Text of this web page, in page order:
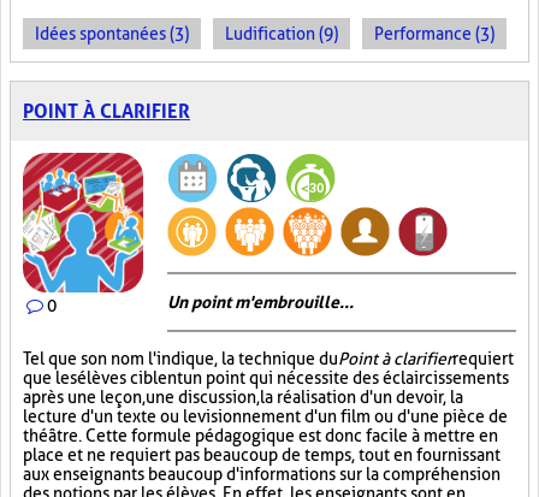
Idées spontanées (3) Ludification (9) Performance (3)
POINT À CLARIFIER
0 Un point m'embrouille...
Tel que son nom l'indique, la technique duPoint à clarifierrequiert
que les élèves ciblent un point qui nécessite des éclaircissements
après une leçon, une discussion, la réalisation d'un devoir, la
lecture d'un texte ou le visionnement d'un film ou d'une pièce de
théâtre. Cette formule pédagogique est donc facile à mettre en
place et ne requiert pas beaucoup de temps, tout en fournissant
aux enseignants beaucoup d'informations sur la compréhension